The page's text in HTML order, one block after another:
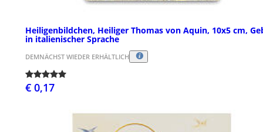
Heiligenbildchen, Heiliger Thomas von Aquin, 10x5 cm,
in italienischer Sprache
DEMNÄCHST WIEDER ERHÄLTLICH
€ 0,17